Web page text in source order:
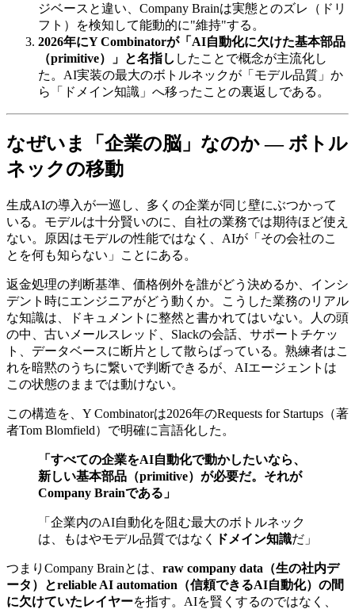
ジベースと​違い、​Company Brainは​実態との​ズレ​（ドリ
フト）を​検知して​能動的に​"維持"する。
2026年にY Combinatorが「AI自動化に欠けた基本部品
（primitive）」と名指し した​ことで​概念が​主流化し
た。​AI実装の​最大の​ボトルネックが​「モデル品質」か
ら​「ドメイン知識」へ​移った​ことの​裏返しである。
な​​ぜいま​「企業の​​脳」なのか — ボトル
ネックの​​移動
生成AIの​導入が​一巡し、​多くの​企業が​同じ壁に​ぶつかって
いる。​モデルは​十分賢いのに、​自社の​業務では​期待ほど​使え
ない。​原因は​モデルの​性能ではなく、​AIが​「その​会社の​こ
とを​何も​知らない」ことに​ある。
返金処理の​判断基準、​価格例外を​誰が​どう​決めるか、​インシ
デント時に​エンジニアが​どう​動くか。​こうした​業務の​リアル
な​知識は、​ドキュメントに​整然と​書かれてはいない。​人の​頭
の​中、​古い​メールスレッド、​Slackの​会話、​サポートチケッ
ト、​データベースに​断片と​して​散らばっている。​熟練者は​こ
れを​暗黙の​うちに​繋いで​判断できるが、​AIエージェントは​
この​状態のままでは​動けない。
この​構造を、​Y Combinatorは​2026年の​Requests for Startups​（著
者Tom Blomfield）で​明確に​言語化した。
「すべての企業をAI自動化で動かしたいなら、
新しい基本部品（primitive）が必要だ。それが
Company Brainである」
「企業内の​AI自動化を​阻む​最大の​ボトルネック
は、もは​やモデル品質ではなく
ドメイン知識だ」
つまり​Company Brainとは、 raw company data（生の社内デ
ータ）とreliable AI automation（信頼できるAI自動化）の間
に欠けていたレイヤーを​指す。​AIを​賢く​するのではなく、​